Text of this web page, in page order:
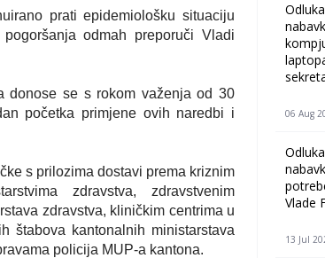
prati epidemiološku situaciju
odmah preporuči Vladi
donose se s rokom važenja od 30
početka primjene ovih naredbi i
s prilozima dostavi prema kriznim
zdravstva, zdravstvenim
zdravstva, kliničkim centrima u
štabova kantonalnih ministarstava
policija MUP-a kantona.
06 Aug
Vlade
13 Jul